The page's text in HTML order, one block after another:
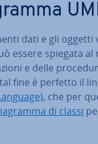
dati e gli
essere spiegata
e delle
fine è perfetto il
, che per
di classi